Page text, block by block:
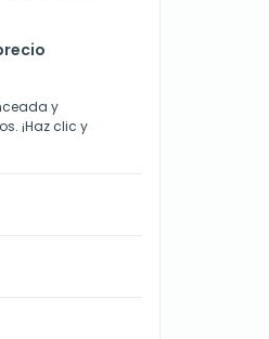
y
¡Haz clic y